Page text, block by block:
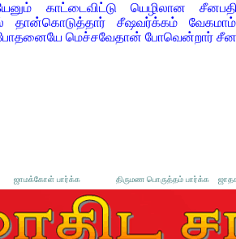
காட்டைவிட்டு யெழிலான
தான்கொடுத்தார் சீஷவர்க்கம் வேகமாம்
மெச்சவேதான் போவென்றார்
ஜாமக்கோள் பார்க்க திருமண பொருத்தம் பார்க்க